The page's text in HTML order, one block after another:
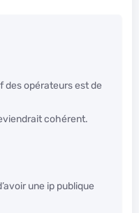
des opérateurs est de
cohérent.
une ip publique